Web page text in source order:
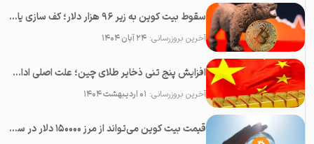
سقوط بیت کوین به زیر ۹۶ هزار دلار؛ کف سازی یا پایان بولران؟
آخرین بروزرسانی:۲۴ آبان ۱۴۰۴
افزایش پنج تنی ذخایر طلای چین؛ علت اصلی ادامه رشد قیمت طلا
آخرین بروزرسانی: ۰۱ اردیبهشت ۱۴۰۴
قیمت بیت کوین می‌تواند از مرز ۱۵۰۰۰۰ دلار در سال ۲۰۲۳ عبور کند